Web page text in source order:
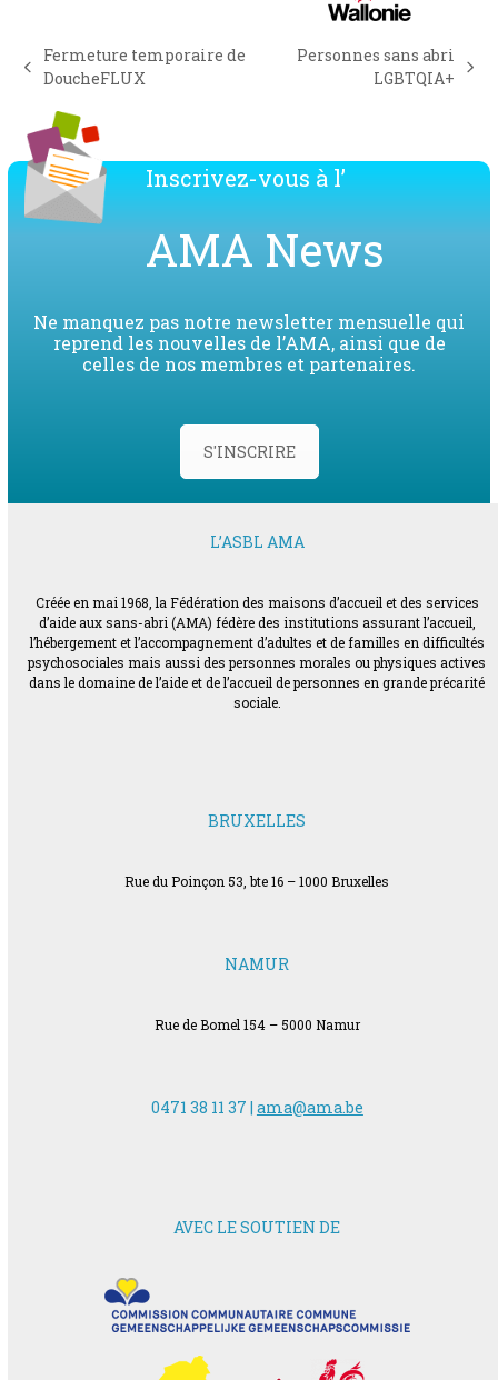
previous
Fermeture temporaire de
DoucheFLUX
Personnes sans abri
LGBTQIA+
Inscrivez-vous à l’
AMA News
Ne manquez pas notre newsletter mensuelle qui
reprend les nouvelles de l’AMA, ainsi que de
celles de nos membres et partenaires.
S'INSCRIRE
L’ASBL AMA
Créée en mai 1968, la Fédération des maisons d’accueil et des services
d’aide aux sans-abri (AMA) fédère des institutions assurant l’accueil,
l’hébergement et l’accompagnement d’adultes et de familles en difficultés
psychosociales mais aussi des personnes morales ou physiques actives
dans le domaine de l’aide et de l’accueil de personnes en grande précarité
sociale.
BRUXELLES
Rue du Poinçon 53, bte 16 – 1000 Bruxelles
NAMUR
Rue de Bomel 154 – 5000 Namur
0471 38 11 37 | ama@ama.be
AVEC LE SOUTIEN DE